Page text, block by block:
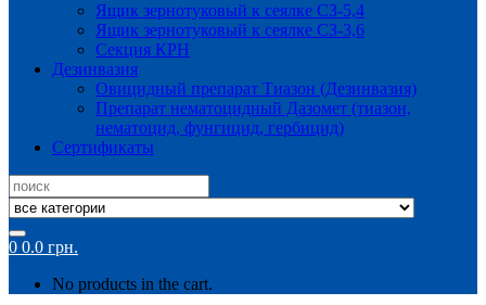
Ящик зернотуковый к сеялке СЗ-5,4
Ящик зернотуковый к сеялке СЗ-3,6
Секция КРН
Дезинвазия
Овицидный препарат Тиазон (Дезинвазия)
Препарат нематоцидный Дазомет (тиазон,
нематоцид, фунгицид, гербицид)
Сертификаты
Search
for:
0 0.0 грн.
No products in the cart.